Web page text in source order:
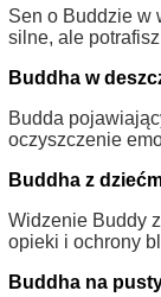
Sen o Buddzie w
silne, ale
Buddha w
Budda
oczyszczenie
Buddha z
Widzenie Buddy
opieki i ochrony
Buddha na